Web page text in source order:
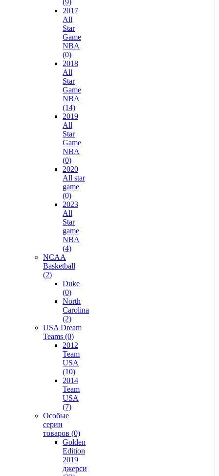
2017
All
Star
Game
NBA
(0)
2018
All
Star
Game
NBA
(14)
2019
All
Star
Game
NBA
(0)
2020
All star
game
(0)
2023
All
Star
game
NBA
(4)
NCAA
Basketball
(2)
Duke
(0)
North
Carolina
(2)
USA Dream
Teams (0)
2012
Team
USA
(10)
2014
Team
USA
(7)
Особые
серии
товаров (0)
Golden
Edition
2019
джерси